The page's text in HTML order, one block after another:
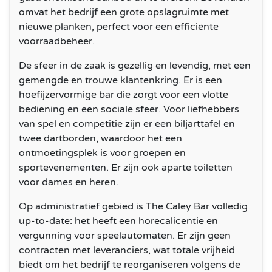
omvat het bedrijf een grote opslagruimte met
nieuwe planken, perfect voor een efficiënte
voorraadbeheer.
De sfeer in de zaak is gezellig en levendig, met een
gemengde en trouwe klantenkring. Er is een
hoefijzervormige bar die zorgt voor een vlotte
bediening en een sociale sfeer. Voor liefhebbers
van spel en competitie zijn er een biljarttafel en
twee dartborden, waardoor het een
ontmoetingsplek is voor groepen en
sportevenementen. Er zijn ook aparte toiletten
voor dames en heren.
Op administratief gebied is The Caley Bar volledig
up-to-date: het heeft een horecalicentie en
vergunning voor speelautomaten. Er zijn geen
contracten met leveranciers, wat totale vrijheid
biedt om het bedrijf te reorganiseren volgens de